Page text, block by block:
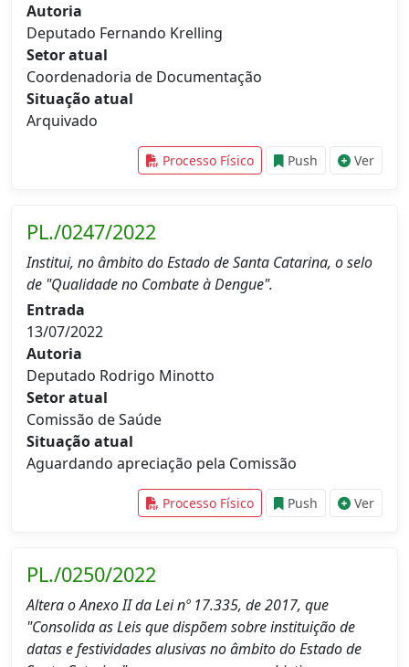
Autoria
Deputado Fernando Krelling
Setor atual
Coordenadoria de Documentação
Situação atual
Arquivado
Processo Físico Push Ver
PL./0247/2022
Institui, no âmbito do Estado de Santa Catarina, o selo
de "Qualidade no Combate à Dengue".
Entrada
13/07/2022
Autoria
Deputado Rodrigo Minotto
Setor atual
Comissão de Saúde
Situação atual
Aguardando apreciação pela Comissão
Processo Físico Push Ver
PL./0250/2022
Altera o Anexo II da Lei nº 17.335, de 2017, que
"Consolida as Leis que dispõem sobre instituição de
datas e festividades alusivas no âmbito do Estado de